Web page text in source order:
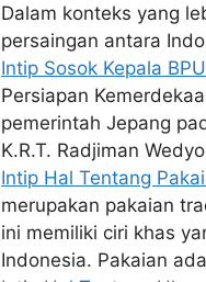
Dalam konteks yang
persaingan antara
Intip Sosok Kepala
Persiapan
pemerintah Jepang
K.R.T. Radjiman
Intip Hal Tentang
merupakan pakaian
ini memiliki ciri khas
Indonesia. Pakaian